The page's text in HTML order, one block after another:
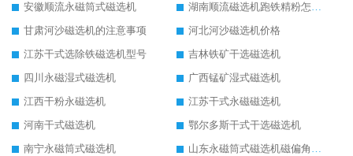
安徽顺流永磁筒式磁选机
湖南顺流磁选机跑铁精粉怎么处理
甘肃河沙磁选机的注意事项
河北河沙磁选机价格
江苏干式选除铁磁选机型号
吉林铁矿干选磁选机
四川永磁湿式磁选机
广西锰矿湿式磁选机
江西干粉永磁选机
江苏干式永磁磁选机
河南干式磁选机
鄂尔多斯干式干选磁选机
南宁永磁筒式磁选机
山东永磁筒式磁选机磁偏角怎么调整